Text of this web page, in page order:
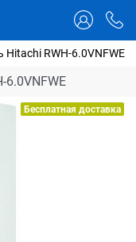
Hitachi RWH-6.0VNFWE
6.0VNFWE
Бесплатная доставка